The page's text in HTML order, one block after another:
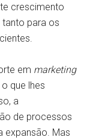
crescimento
para os
em marketing
que lhes
a
de processos
expansão. Mas